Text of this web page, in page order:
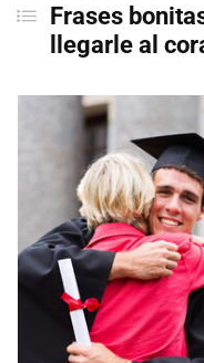
Frases
llegarle al